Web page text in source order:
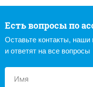
Есть вопросы по
Оставьте контакты,
и ответят на все вопросы